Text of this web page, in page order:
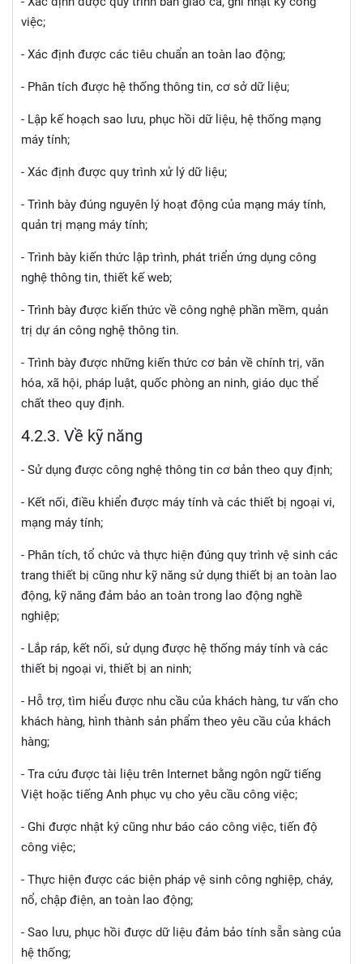
việc;
- Xác định được các tiêu chuẩn an toàn lao động;
- Phân tích được hệ thống thông tin, cơ sở dữ liệu;
- Lập kế hoạch sao lưu, phục hồi dữ liệu, hệ thống mạng
máy tính;
- Xác định được quy trình xử lý dữ liệu;
- Trình bày đúng nguyên lý hoạt động của mạng máy tính,
quản trị mạng máy tính;
- Trình bày kiến thức lập trình, phát triển ứng dụng công
nghệ thông tin, thiết kế web;
- Trình bày được kiến thức về công nghệ phần mềm, quản
trị dự án công nghệ thông tin.
- Trình bày được những kiến thức cơ bản về chính trị, văn
hóa, xã hội, pháp luật, quốc phòng an ninh, giáo dục thể
chất theo quy định.
4.2.3. Về kỹ năng
- Sử dụng được công nghệ thông tin cơ bản theo quy định;
- Kết nối, điều khiển được máy tính và các thiết bị ngoại vi,
mạng máy tính;
- Phân tích, tổ chức và thực hiện đúng quy trình vệ sinh các
trang thiết bị cũng như kỹ năng sử dụng thiết bị an toàn lao
động, kỹ năng đảm bảo an toàn trong lao động nghề
nghiệp;
- Lắp ráp, kết nối, sử dụng được hệ thống máy tính và các
thiết bị ngoại vi, thiết bị an ninh;
- Hỗ trợ, tìm hiểu được nhu cầu của khách hàng, tư vấn cho
khách hàng, hình thành sản phẩm theo yêu cầu của khách
hàng;
- Tra cứu được tài liệu trên Internet bằng ngôn ngữ tiếng
Việt hoặc tiếng Anh phục vụ cho yêu cầu công việc;
- Ghi được nhật ký cũng như báo cáo công việc, tiến độ
công việc;
- Thực hiện được các biện pháp vệ sinh công nghiệp, cháy,
nổ, chập điện, an toàn lao động;
- Sao lưu, phục hồi được dữ liệu đảm bảo tính sẵn sàng của
hệ thống;